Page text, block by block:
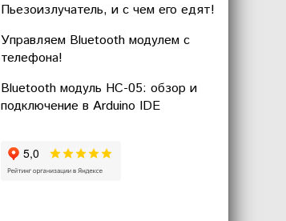
Пьезоизлучатель, и с чем его едят!
Управляем Bluetooth модулем с
телефона!
Bluetooth модуль HC-05: обзор и
подключение в Arduino IDE